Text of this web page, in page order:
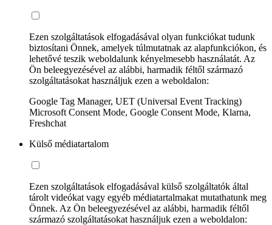
Ezen szolgáltatások elfogadásával olyan funkciókat tudunk
biztosítani Önnek, amelyek túlmutatnak az alapfunkciókon, és
lehetővé teszik weboldalunk kényelmesebb használatát. Az
Ön beleegyezésével az alábbi, harmadik féltől származó
szolgáltatásokat használjuk ezen a weboldalon:
Google Tag Manager, UET (Universal Event Tracking)
Microsoft Consent Mode, Google Consent Mode, Klarna,
Freshchat
Külső médiatartalom
Ezen szolgáltatások elfogadásával külső szolgáltatók által
tárolt videókat vagy egyéb médiatartalmakat mutathatunk meg
Önnek. Az Ön beleegyezésével az alábbi, harmadik féltől
származó szolgáltatásokat használjuk ezen a weboldalon: